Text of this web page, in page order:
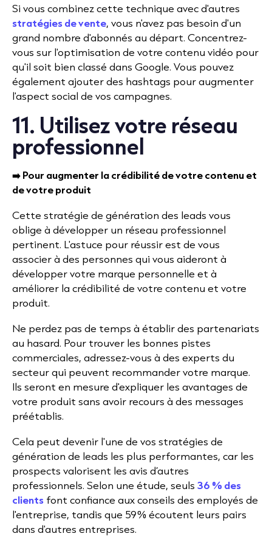
Si vous combinez cette technique avec d'autres
stratégies de vente, vous n'avez pas besoin d'un
grand nombre d'abonnés au départ. Concentrez-
vous sur l'optimisation de votre contenu vidéo pour
qu'il soit bien classé dans Google. Vous pouvez
également ajouter des hashtags pour augmenter
l'aspect social de vos campagnes.
11. Utilisez votre réseau
professionnel
➡️ Pour augmenter la crédibilité de votre contenu et
de votre produit
Cette stratégie de génération des leads vous
oblige à développer un réseau professionnel
pertinent. L'astuce pour réussir est de vous
associer à des personnes qui vous aideront à
développer votre marque personnelle et à
améliorer la crédibilité de votre contenu et votre
produit.
Ne perdez pas de temps à établir des partenariats
au hasard. Pour trouver les bonnes pistes
commerciales, adressez-vous à des experts du
secteur qui peuvent recommander votre marque.
Ils seront en mesure d'expliquer les avantages de
votre produit sans avoir recours à des messages
préétablis.
Cela peut devenir l'une de vos stratégies de
génération de leads les plus performantes, car les
prospects valorisent les avis d’autres
professionnels. Selon une étude, seuls 36 % des
clients font confiance aux conseils des employés de
l'entreprise, tandis que 59% écoutent leurs pairs
dans d'autres entreprises.